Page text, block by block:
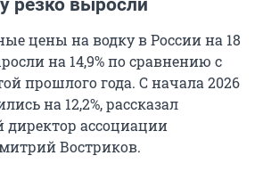
резко выросли
цены на водку в России на 18
на 14,9% по сравнению с
прошлого года. С начала 2026
на 12,2%, рассказал
ассоциации
Востриков.